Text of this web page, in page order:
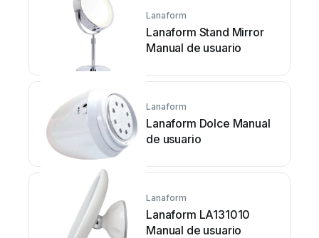
Lanaform
Lanaform Stand Mirror
Manual de usuario
Lanaform
Lanaform Dolce Manual
de usuario
Lanaform
Lanaform LA131010
Manual de usuario